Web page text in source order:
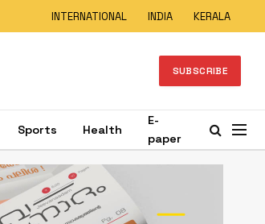
INTERNATIONAL INDIA KERALA
SUBSCRIBE
Sports Health
E-
paper